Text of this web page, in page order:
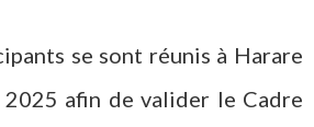
se sont réunis à Harare
afin de valider le Cadre